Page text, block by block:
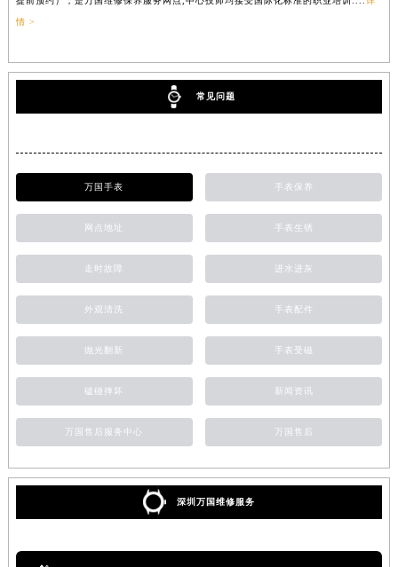
情 >
常见问题
万国手表 手表保养
网点地址 手表生锈
走时故障 进水进灰
外观清洗 手表配件
抛光翻新 手表受磁
磕碰摔坏 新闻资讯
万国售后服务中心 万国售后
深圳万国维修服务